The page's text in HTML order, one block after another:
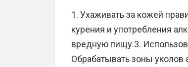
1. Ухаживать за кожей
курения и употребления
вредную пищу.3.
Обрабатывать зоны уколов